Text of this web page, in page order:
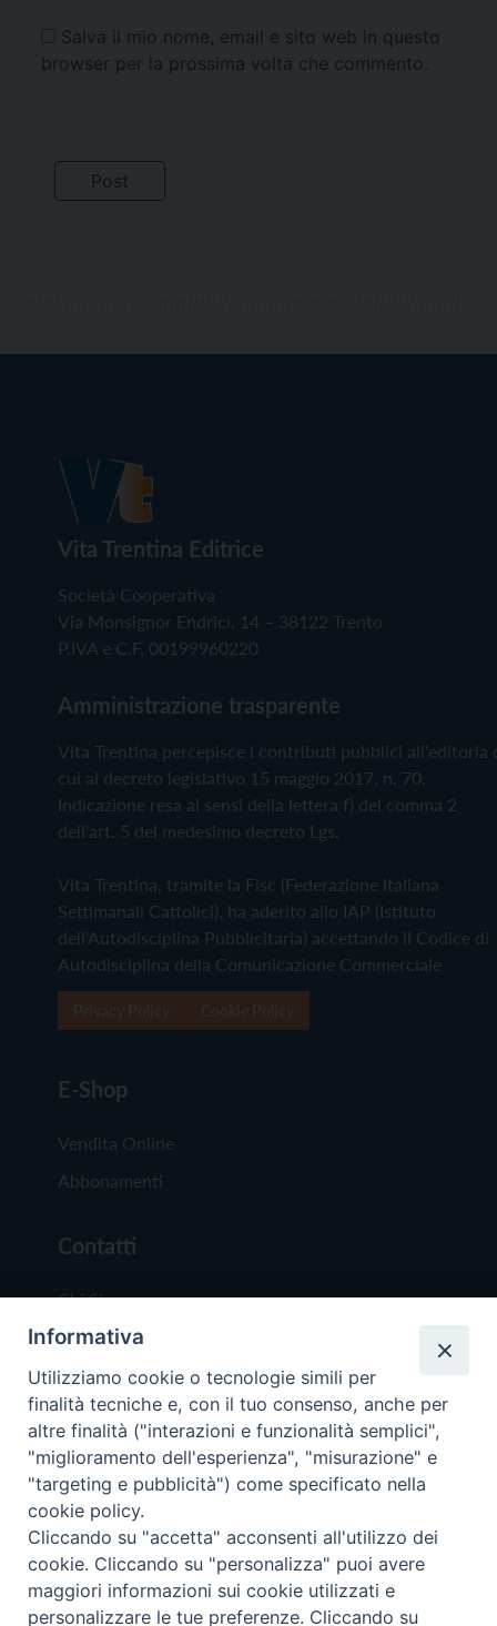
Salva il mio nome, email e sito web in questo
browser per la prossima volta che commento.
Vita Trentina Editrice
Società Cooperativa
Via Monsignor Endrici, 14 – 38122 Trento
P.IVA e C.F. 00199960220
Amministrazione trasparente
Vita Trentina percepisce i contributi pubblici all'editoria
cui al decreto legislativo 15 maggio 2017, n. 70.
Indicazione resa ai sensi della lettera f) del comma 2
dell'art. 5 del medesimo decreto Lgs.
Vita Trentina, tramite la Fisc (Federazione Italiana
Settimanali Cattolici), ha aderito allo IAP (Istituto
dell'Autodisciplina Pubblicitaria) accettando il Codice di
Autodisciplina della Comunicazione Commerciale
E-Shop
Vendita Online
Abbonamenti
Contatti
Chi Siamo
Redazione
Scrivici
Copyright © 2019 - Tutti i diritti riservati - Vita
Trentina Editrice
Privacy Policy
Informativa
Utilizziamo cookie o tecnologie simili per
finalità tecniche e, con il tuo consenso, anche per
altre finalità ("interazioni e funzionalità semplici",
"miglioramento dell'esperienza", "misurazione" e
"targeting e pubblicità") come specificato nella
cookie policy.
Cliccando su "accetta" acconsenti all'utilizzo dei
cookie. Cliccando su "personalizza" puoi avere
maggiori informazioni sui cookie utilizzati e
personalizzare le tue preferenze. Cliccando su